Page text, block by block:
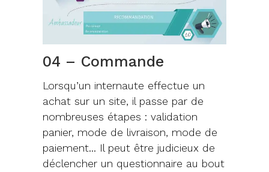
04 – Commande
Lorsqu’un internaute effectue un
achat sur un site, il passe par de
nombreuses étapes : validation
panier, mode de livraison, mode de
paiement… Il peut être judicieux de
déclencher un questionnaire au bout